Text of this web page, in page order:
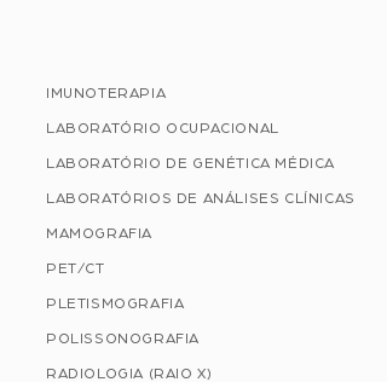
IMUNOTERAPIA
LABORATÓRIO OCUPACIONAL
LABORATÓRIO DE GENÉTICA MÉDICA
LABORATÓRIOS DE ANÁLISES CLÍNICAS
MAMOGRAFIA
PET/CT
PLETISMOGRAFIA
POLISSONOGRAFIA
RADIOLOGIA (RAIO X)